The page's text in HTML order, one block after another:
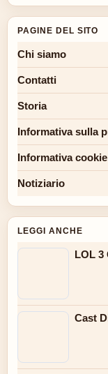
PAGINE DEL SITO
Chi siamo
Contatti
Storia
Informativa sulla
Informativa cookie
Notiziario
LEGGI ANCHE
LOL 3
Cast